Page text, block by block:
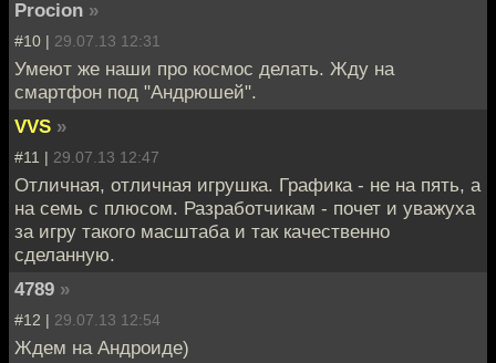
Procion »
#10 | 29.07.13 12:31
Умеют же наши про космос делать. Жду на
смартфон под "Андрюшей".
VVS »
#11 | 29.07.13 12:47
Отличная, отличная игрушка. Графика - не на пять, а
на семь с плюсом. Разработчикам - почет и уважуха
за игру такого масштаба и так качественно
сделанную.
4789 »
#12 | 29.07.13 12:54
Ждем на Андроиде)